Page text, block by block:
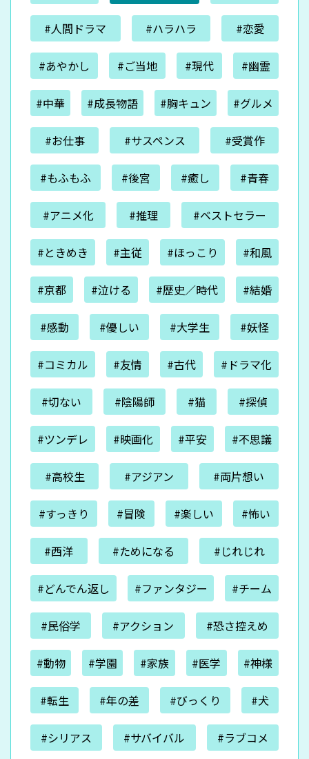
#人間ドラマ #ハラハラ #恋愛
#あやかし #ご当地 #現代 #幽霊
#中華 #成長物語 #胸キュン #グルメ
#お仕事 #サスペンス #受賞作
#もふもふ #後宮 #癒し #青春
#アニメ化 #推理 #ベストセラー
#ときめき #主従 #ほっこり #和風
#京都 #泣ける #歴史／時代 #結婚
#感動 #優しい #大学生 #妖怪
#コミカル #友情 #古代 #ドラマ化
#切ない #陰陽師 #猫 #探偵
#ツンデレ #映画化 #平安 #不思議
#高校生 #アジアン #両片想い
#すっきり #冒険 #楽しい #怖い
#西洋 #ためになる #じれじれ
#どんでん返し #ファンタジー #チーム
#民俗学 #アクション #恐さ控えめ
#動物 #学園 #家族 #医学 #神様
#転生 #年の差 #びっくり #犬
#シリアス #サバイバル #ラブコメ